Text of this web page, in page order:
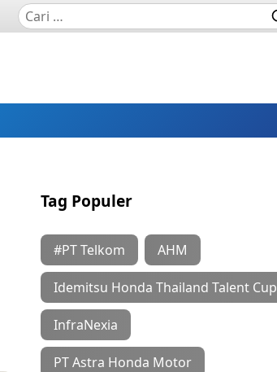
Tag Populer
#PT Telkom AHM
Idemitsu Honda Thailand Talent Cup
InfraNexia
PT Astra Honda Motor